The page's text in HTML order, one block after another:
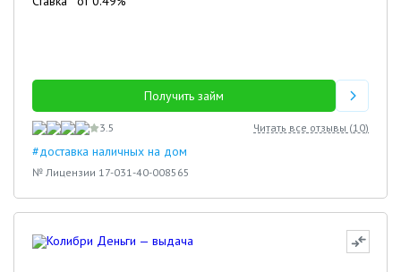
Получить займ
3.5 Читать все отзывы (10)
#доставка наличных на дом
№ Лицензии 17-031-40-008565